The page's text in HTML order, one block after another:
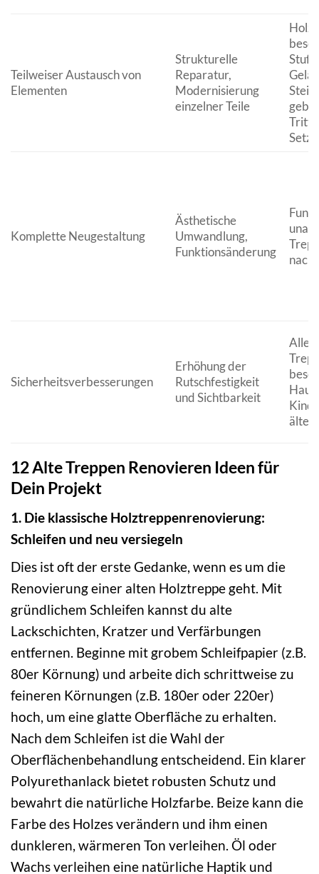
Teilweiser Austausch von
Elementen
Strukturelle
Reparatur,
Modernisierung
einzelner Teile
Tritt-
Komplette Neugestaltung
Ästhetische
Umwandlung,
Funktionsänderung
nach
Sicherheitsverbesserungen
Erhöhung der
Rutschfestigkeit
und Sichtbarkeit
Alle
12 Alte Treppen Renovieren Ideen für
Dein Projekt
1. Die klassische Holztreppenrenovierung:
Schleifen und neu versiegeln
Dies ist oft der erste Gedanke, wenn es um die
Renovierung einer alten Holztreppe geht. Mit
gründlichem Schleifen kannst du alte
Lackschichten, Kratzer und Verfärbungen
entfernen. Beginne mit grobem Schleifpapier (z.B.
80er Körnung) und arbeite dich schrittweise zu
feineren Körnungen (z.B. 180er oder 220er)
hoch, um eine glatte Oberfläche zu erhalten.
Nach dem Schleifen ist die Wahl der
Oberflächenbehandlung entscheidend. Ein klarer
Polyurethanlack bietet robusten Schutz und
bewahrt die natürliche Holzfarbe. Beize kann die
Farbe des Holzes verändern und ihm einen
dunkleren, wärmeren Ton verleihen. Öl oder
Wachs verleihen eine natürliche Haptik und